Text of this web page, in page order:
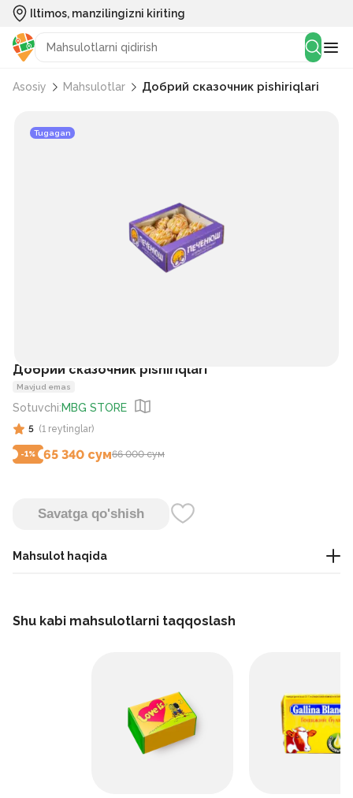
Iltimos, manzilingizni kiriting
Asosiy Mahsulotlar Добрий сказочник pishiriqlari
Tugagan
Добрий сказочник pishiriqlari
Mavjud emas
Sotuvchi:MBG STORE
5 (1 reytinglar)
-1% 65 340 сум66 000 сум
Savatga qo'shish
Mahsulot haqida
Shu kabi mahsulotlarni taqqoslash